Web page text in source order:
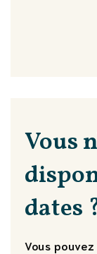
Vous
dates
Vous